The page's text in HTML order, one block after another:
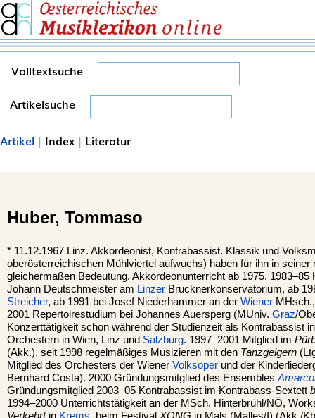
Volltextsuche
Artikelsuche
Artikel | Index | Literatur
Huber, Tommaso
* 11.12.1967 Linz. Akkordeonist, Kontrabassist. Klassik und
oberösterreichischen Mühlviertel aufwuchs) haben für ihn in seiner
gleichermaßen Bedeutung. Akkordeonunterricht ab 1975, 1983–85
Johann Deutschmeister am Linzer Brucknerkonservatorium, ab
Streicher, ab 1991 bei Josef Niederhammer an der Wiener
2001 Repertoirestudium bei Johannes Auersperg (MUniv. Graz/
Konzerttätigkeit schon während der Studienzeit als Kontrabassist
Orchestern in Wien, Linz und Salzburg. 1997–2001 Mitglied im
(Akk.), seit 1998 regelmäßiges Musizieren mit den Tanzgeigern
Mitglied des Orchesters der Wiener Volksoper und der
Bernhard Costa). 2000 Gründungsmitglied des Ensembles
Gründungsmitglied 2003–05 Kontrabassist im Kontrabass-Sextett
1994–2000 Unterrichtstätigkeit an der MSch. Hinterbrühl/NÖ,